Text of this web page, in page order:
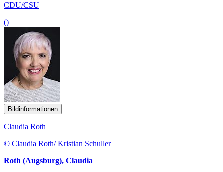
CDU/CSU
()
Bildinformationen
Claudia Roth
© Claudia Roth/ Kristian Schuller
Roth (Augsburg), Claudia